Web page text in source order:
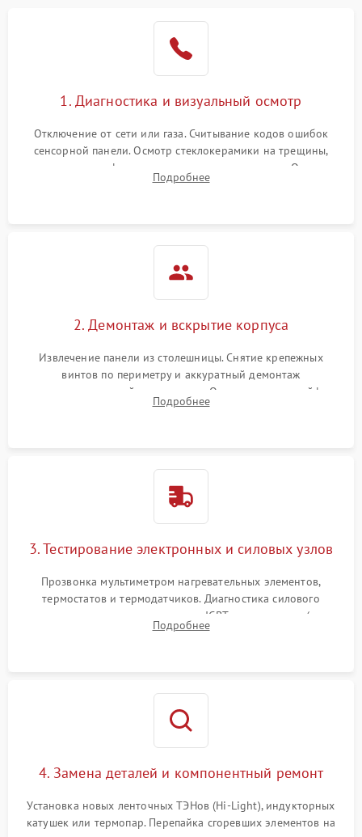
1. Диагностика и визуальный осмотр
Отключение от сети или газа. Считывание кодов ошибок
сенсорной панели. Осмотр стеклокерамики на трещины,
проверка конфорок на равномерность нагрева. Опрос
клиента о симптомах (не включается, не видит посуду,
Подробнее
2. Демонтаж и вскрытие корпуса
Извлечение панели из столешницы. Снятие крепежных
винтов по периметру и аккуратный демонтаж
стеклокерамической поверхности. Отсоединение шлейфов
сенсорного блока для доступа к силовым платам, катушкам
Подробнее
3. Тестирование электронных и силовых узлов
Прозвонка мультиметром нагревательных элементов,
термостатов и термодатчиков. Диагностика силового
модуля, реле, диодных мостов и IGBT-транзисторов (для
индукции). Проверка кранов и газ-контроля (для газовых
Подробнее
4. Замена деталей и компонентный ремонт
Установка новых ленточных ТЭНов (Hi-Light), индукторных
катушек или термопар. Перепайка сгоревших элементов на